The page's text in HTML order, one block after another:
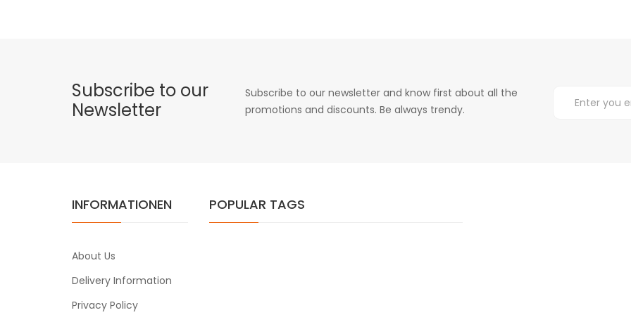
Subscribe to our
Newsletter
Subscribe to our newsletter and know first about all the
promotions and discounts. Be always trendy.
INFORMATIONEN
About Us
Delivery Information
Privacy Policy
POPULAR TAGS